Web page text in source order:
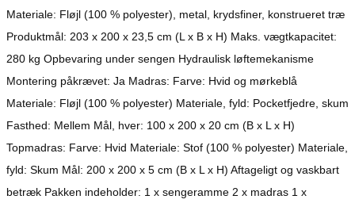
Materiale: Fløjl (100 % polyester), metal, krydsfiner, konstrueret træ
Produktmål: 203 x 200 x 23,5 cm (L x B x H) Maks. vægtkapacitet:
280 kg Opbevaring under sengen Hydraulisk løftemekanisme
Montering påkrævet: Ja Madras: Farve: Hvid og mørkeblå
Materiale: Fløjl (100 % polyester) Materiale, fyld: Pocketfjedre, skum
Fasthed: Mellem Mål, hver: 100 x 200 x 20 cm (B x L x H)
Topmadras: Farve: Hvid Materiale: Stof (100 % polyester) Materiale,
fyld: Skum Mål: 200 x 200 x 5 cm (B x L x H) Aftageligt og vaskbart
betræk Pakken indeholder: 1 x sengeramme 2 x madras 1 x